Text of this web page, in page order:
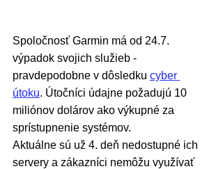
Spoločnosť Garmin má od 24.7.
výpadok svojich služieb -
pravdepodobne v dôsledku cyber
útoku. Útočníci údajne požadujú 10
miliónov dolárov ako výkupné za
sprístupnenie systémov.
Aktuálne sú už 4. deň nedostupné ich
servery a zákazníci nemôžu využívať